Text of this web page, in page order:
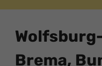
Brema,